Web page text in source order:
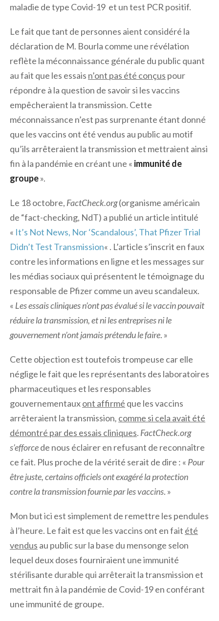
maladie de type Covid-19 et un test PCR positif.
Le fait que tant de personnes aient considéré la
déclaration de M. Bourla comme une révélation
reflète la méconnaissance générale du public quant
au fait que les essais n’ont pas été conçus pour
répondre à la question de savoir si les vaccins
empêcheraient la transmission. Cette
méconnaissance n’est pas surprenante étant donné
que les vaccins ont été vendus au public au motif
qu’ils arrêteraient la transmission et mettraient ainsi
fin à la pandémie en créant une « immunité de
groupe».
Le 18 octobre, FactCheck.org(organisme américain
de “fact-checking, NdT) a publié un article intitulé
« It’s Not News, Nor ‘Scandalous’, That Pfizer Trial
Didn’t Test Transmission« . L’article s’inscrit en faux
contre les informations en ligne et les messages sur
les médias sociaux qui présentent le témoignage du
responsable de Pfizer comme un aveu scandaleux.
« Les essais cliniques n’ont pas évalué si le vaccin pouvait
réduire la transmission, et ni les entreprises ni le
gouvernement n’ont jamais prétendu le faire. »
Cette objection est toutefois trompeuse car elle
néglige le fait que les représentants des laboratoires
pharmaceutiques et les responsables
gouvernementauxont affirmé que les vaccins
arrêteraient la transmission, comme si cela avait été
démontré par des essais cliniques. FactCheck.org
s’efforcede nous éclairer en refusant de reconnaître
ce fait. Plus proche de la vérité serait de dire : « Pour
être juste, certains officiels ont exagéré la protection
contre la transmission fournie par les vaccins. »
Mon but ici est simplement de remettre les pendules
à l’heure. Le fait est que les vaccins ont en fait été
vendus au public sur la base du mensonge selon
lequel deux doses fourniraient une immunité
stérilisante durable qui arrêterait la transmission et
mettrait fin à la pandémie de Covid-19 en conférant
une immunité de groupe.